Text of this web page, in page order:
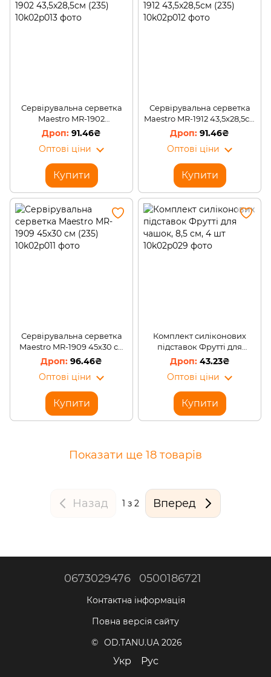
Сервірувальна серветка
Maestro MR-1902
43,5x28,5см (235)
91.46₴
Оптові ціни
Купити
Сервірувальна серветка
Maestro MR-1912 43,5x28,5см
(235)91.46₴
Оптові ціни
Купити
Сервірувальна серветка
Maestro MR-1909 45х30 см
(235)96.46₴
Оптові ціни
Купити
Комплект силіконових
підставок Фрутті для
чашок, 8,5 см, 4 шт
43.23₴
Оптові ціни
Купити
Показати ще 18 товарів
Назад 1 з 2 Вперед
0673029476 0500186721
Контактна інформація
Повна версія сайту
© OD.TANU.UA 2026
Укр Рус